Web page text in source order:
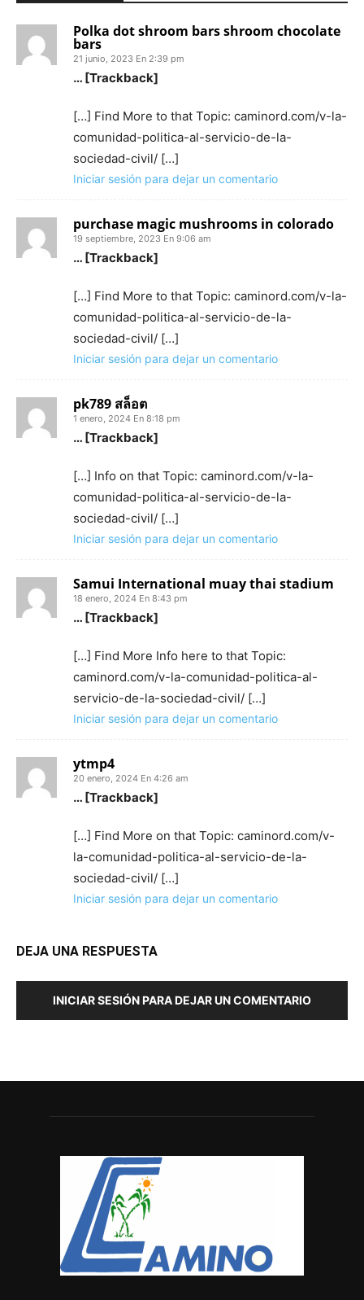
Polka dot shroom bars shroom chocolate
bars
21 junio, 2023 En 2:39 pm
… [Trackback]
[…] Find More to that Topic: caminord.com/v-la-
comunidad-politica-al-servicio-de-la-
sociedad-civil/ […]
Iniciar sesión para dejar un comentario
purchase magic mushrooms in colorado
19 septiembre, 2023 En 9:06 am
… [Trackback]
[…] Find More to that Topic: caminord.com/v-la-
comunidad-politica-al-servicio-de-la-
sociedad-civil/ […]
Iniciar sesión para dejar un comentario
pk789 สล็อต
1 enero, 2024 En 8:18 pm
… [Trackback]
[…] Info on that Topic: caminord.com/v-la-
comunidad-politica-al-servicio-de-la-
sociedad-civil/ […]
Iniciar sesión para dejar un comentario
Samui International muay thai stadium
18 enero, 2024 En 8:43 pm
… [Trackback]
[…] Find More Info here to that Topic:
caminord.com/v-la-comunidad-politica-al-
servicio-de-la-sociedad-civil/ […]
Iniciar sesión para dejar un comentario
ytmp4
20 enero, 2024 En 4:26 am
… [Trackback]
[…] Find More on that Topic: caminord.com/v-
la-comunidad-politica-al-servicio-de-la-
sociedad-civil/ […]
Iniciar sesión para dejar un comentario
DEJA UNA RESPUESTA
INICIAR SESIÓN PARA DEJAR UN COMENTARIO